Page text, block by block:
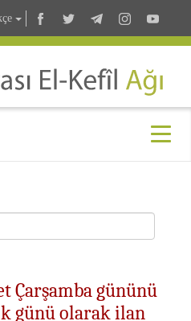
Çarşamba gününü
günü olarak ilan